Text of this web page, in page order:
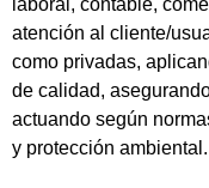
laboral, contable,
atención al cliente/
como privadas,
de calidad,
actuando según
y protección ambiental.